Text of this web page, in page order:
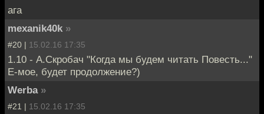
ага
mexanik40k »
#20 | 15.02.16 17:35
1.10 - А.Скробач "Когда мы будем читать Повесть..."
Е-мое, будет продолжение?)
Werba »
#21 | 15.02.16 17:35